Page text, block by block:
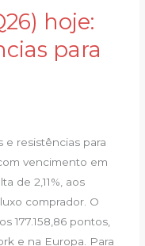
hoje:
para
e resistências para
vencimento em
de 2,11%, aos
comprador. O
177.158,86 pontos,
e na Europa. Para